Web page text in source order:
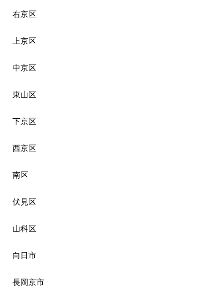
右京区
上京区
中京区
東山区
下京区
西京区
南区
伏見区
山科区
向日市
長岡京市